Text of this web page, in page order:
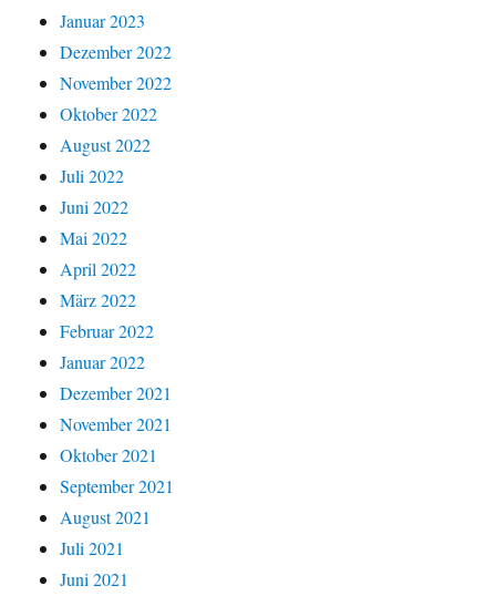
Januar 2023
Dezember 2022
November 2022
Oktober 2022
August 2022
Juli 2022
Juni 2022
Mai 2022
April 2022
März 2022
Februar 2022
Januar 2022
Dezember 2021
November 2021
Oktober 2021
September 2021
August 2021
Juli 2021
Juni 2021